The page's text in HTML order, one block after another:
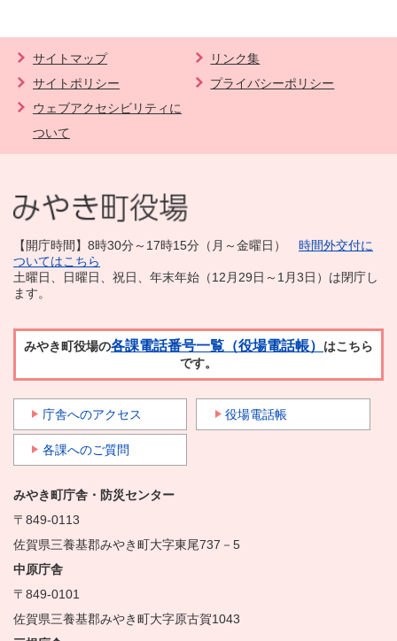
サイトマップ
リンク集
サイトポリシー
プライバシーポリシー
ウェブアクセシビリティに
ついて
【開庁時間】8時30分～17時15分（月～金曜日） 時間外交付に
ついてはこちら
土曜日、日曜日、祝日、年末年始（12月29日～1月3日）は閉庁し
ます。
みやき町役場の各課電話番号一覧（役場電話帳） はこちら
です。
庁舎へのアクセス 役場電話帳
各課へのご質問
みやき町庁舎・防災センター
〒849-0113
佐賀県三養基郡みやき町大字東尾737－5
中原庁舎
〒849-0101
佐賀県三養基郡みやき町大字原古賀1043